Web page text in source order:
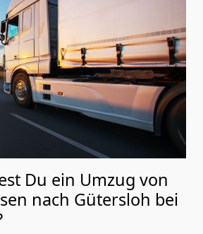
Du ein Umzug von
nach Gütersloh bei